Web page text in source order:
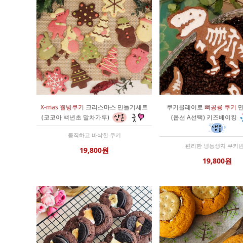
X-mas 웰빙쿠키 크리스마스 만들기세트
(코코아 백년초 말차가루)
큼직하고 바삭한 쿠키
19,800원
쿠키클레이로 뼈공룡 쿠키
(옵션 A선택) 키즈베이킹
편리한 냉동생지 쿠키
19,800원